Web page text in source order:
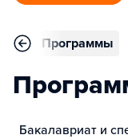
Программы
Бакалавриат и